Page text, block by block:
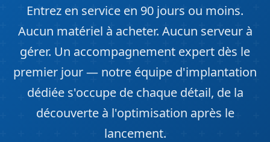
Entrez en service en 90 jours ou moins.
Aucun matériel à acheter. Aucun serveur à
gérer. Un accompagnement expert dès le
premier jour — notre équipe d'implantation
dédiée s'occupe de chaque détail, de la
découverte à l'optimisation après le
lancement.